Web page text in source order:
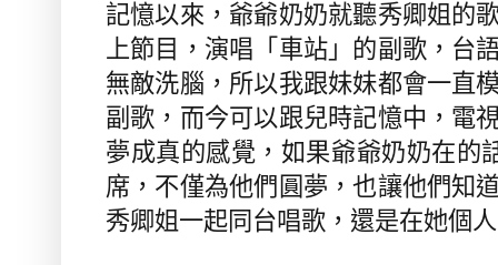
記憶以來，爺爺奶奶就聽秀卿姐的
上節目，演唱「車站」的副歌，台
無敵洗腦，所以我跟妹妹都會一直
副歌，而今可以跟兒時記憶中，電
夢成真的感覺，如果爺爺奶奶在的
席，不僅為他們圓夢，也讓他們知
秀卿姐一起同台唱歌，還是在她個